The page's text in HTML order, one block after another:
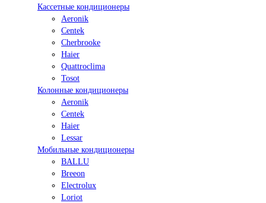
Кассетные кондиционеры
Aeronik
Centek
Cherbrooke
Haier
Quattroclima
Tosot
Колонные кондиционеры
Aeronik
Centek
Haier
Lessar
Мобильные кондиционеры
BALLU
Breeon
Electrolux
Loriot